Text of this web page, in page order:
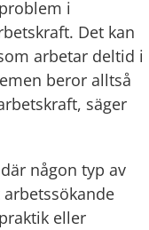
i
Det kan
arbetar deltid i
beror alltså
säger
någon typ av
eller